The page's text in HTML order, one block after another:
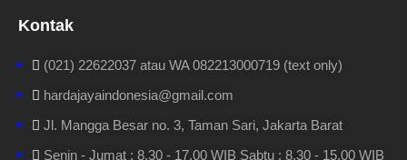
Kontak
(021) 22622037 atau WA 082213000719 (text only)
hardajayaindonesia@gmail.com
Jl. Mangga Besar no. 3, Taman Sari, Jakarta Barat
Senin - Jumat : 8.30 - 17.00 WIB Sabtu : 8.30 - 15.00 WIB